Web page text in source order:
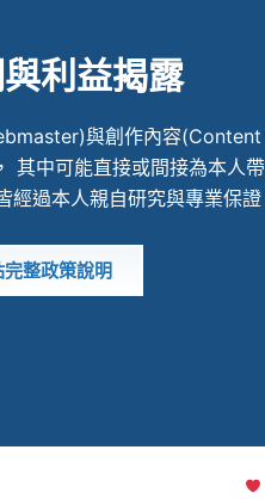
利益揭露
與創作內容
其中可能直接或間接為本人
經過本人親自研究與專業保證
整政策說明